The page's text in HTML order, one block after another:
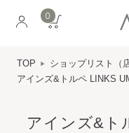
0
TOP
ショップリスト（
アインズ&トルペ LINKS
アインズ&ト